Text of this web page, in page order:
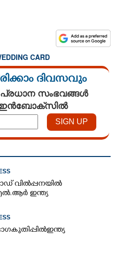
CARD
ദിവസവും
സംഭവങ്ങൾ
ഇൻബോക്സിൽ
വിൽപ്പനയിൽ
ഇന്ത്യ
​കു​തി​പ്പി​ൽ​ ​ഇ​ന്ത്യ​